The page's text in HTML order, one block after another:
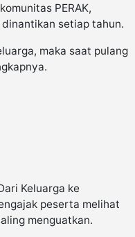
PERAK,
setiap tahun.
maka saat pulang
Keluarga ke
peserta melihat
menguatkan.